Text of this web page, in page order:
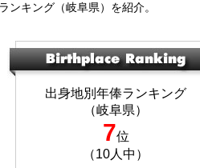
ンキング（岐阜県）を紹介。
出身地別年俸ランキング
（岐阜県）
7位
（10人中）